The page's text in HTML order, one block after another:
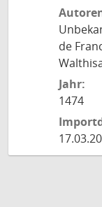
de
Jahr:
1474